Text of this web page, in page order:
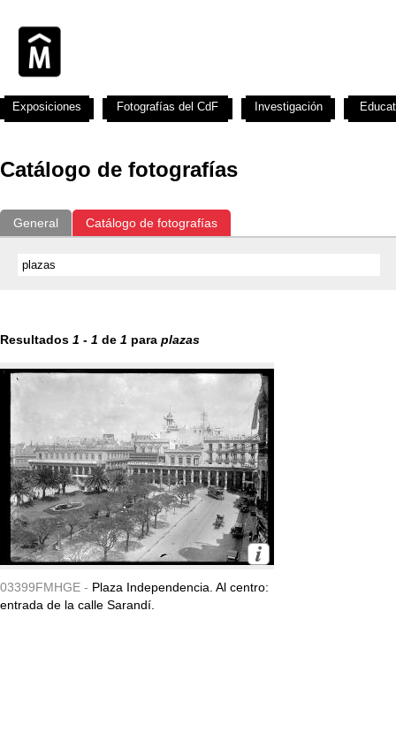
Catálogo de fotografías
General Catálogo de fotografías
Resultados 1 - 1 de 1 para plazas
03399FMHGE - Plaza Independencia. Al centro:
entrada de la calle Sarandí.
Exposiciones Fotografías del CdF Investigación